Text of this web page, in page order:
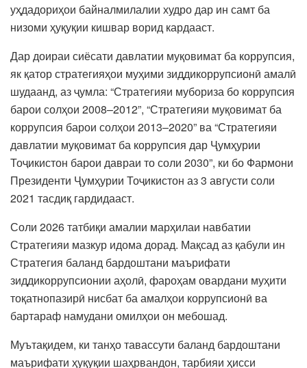
уҳдадориҳои байналмилалии худро дар ин самт ба
низоми ҳуқуқии кишвар ворид кардааст.
Дар доираи сиёсати давлатии муқовимат ба коррупсия,
як қатор стратегияҳои муҳими зиддикоррупсионӣ амалӣ
шудаанд, аз ҷумла: “Стратегияи мубориза бо коррупсия
барои солҳои 2008–2012”, “Стратегияи муқовимат ба
коррупсия барои солҳои 2013–2020” ва “Стратегияи
давлатии муқовимат ба коррупсия дар Ҷумҳурии
Тоҷикистон барои давраи то соли 2030”, ки бо Фармони
Президенти Ҷумҳурии Тоҷикистон аз 3 августи соли
2021 тасдиқ гардидааст.
Соли 2026 татбиқи амалии марҳилаи навбатии
Стратегияи мазкур идома дорад. Мақсад аз қабули ин
Стратегия баланд бардоштани маърифати
зиддикоррупсионии аҳолӣ, фароҳам овардани муҳити
тоқатнопазирӣ нисбат ба амалҳои коррупсионӣ ва
бартараф намудани омилҳои он мебошад.
Муътақидем, ки танҳо тавассути баланд бардоштани
маърифати ҳуқуқии шаҳрвандон, тарбияи ҳисси